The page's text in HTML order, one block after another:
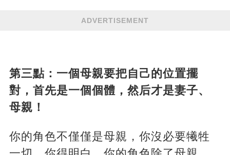
ADVERTISEMENT
第三點：一個母親要把自己的位置擺
對，首先是一個個體，然后才是妻子、
母親！
你的角色不僅僅是母親，你沒必要犧牲